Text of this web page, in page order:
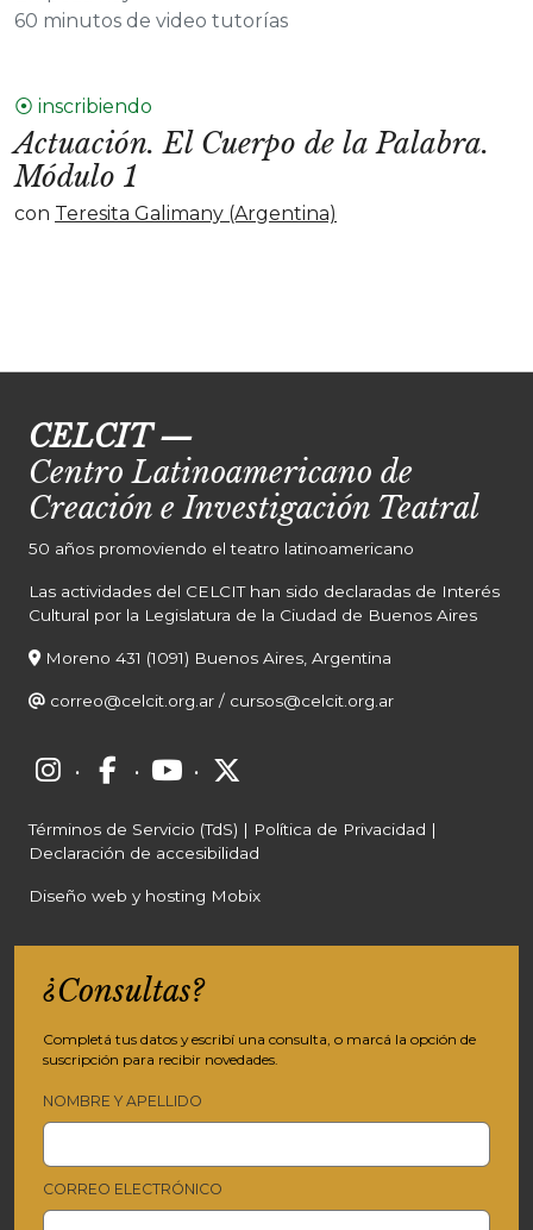
60 minutos de video tutorías
⦿ inscribiendo
Actuación. El Cuerpo de la Palabra.
Módulo 1
con Teresita Galimany (Argentina)
CELCIT—
Centro Latinoamericano de
Creación e Investigación Teatral
50 años promoviendo el teatro latinoamericano
Las actividades del CELCIT han sido declaradas de Interés
Cultural por la Legislatura de la Ciudad de Buenos Aires
Moreno 431 (1091) Buenos Aires, Argentina
correo@celcit.org.ar / cursos@celcit.org.ar
· · ·
Términos de Servicio (TdS) | Política de Privacidad |
Declaración de accesibilidad
Diseño web y hosting Mobix
¿Consultas?
Completá tus datos y escribí una consulta, o marcá la opción de
suscripción para recibir novedades.
NOMBRE Y APELLIDO
CORREO ELECTRÓNICO